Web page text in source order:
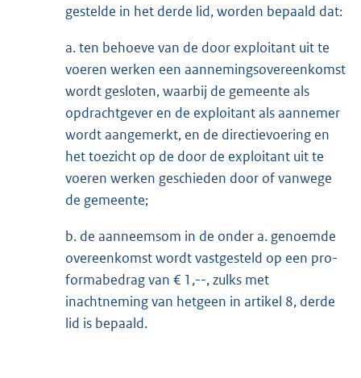
gestelde in het derde lid, worden bepaald dat:
a. ten behoeve van de door exploitant uit te
voeren werken een aannemingsovereenkomst
wordt gesloten, waarbij de gemeente als
opdrachtgever en de exploitant als aannemer
wordt aangemerkt, en de directievoering en
het toezicht op de door de exploitant uit te
voeren werken geschieden door of vanwege
de gemeente;
b. de aanneemsom in de onder a. genoemde
overeenkomst wordt vastgesteld op een pro-
formabedrag van € 1,--, zulks met
inachtneming van hetgeen in artikel 8, derde
lid is bepaald.